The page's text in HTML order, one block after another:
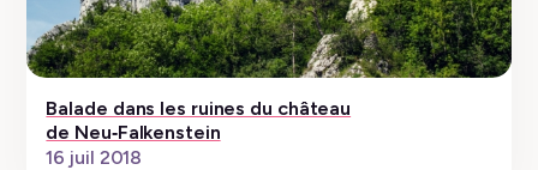
Balade dans les ruines du château
de Neu‑Falkenstein
16 juil 2018